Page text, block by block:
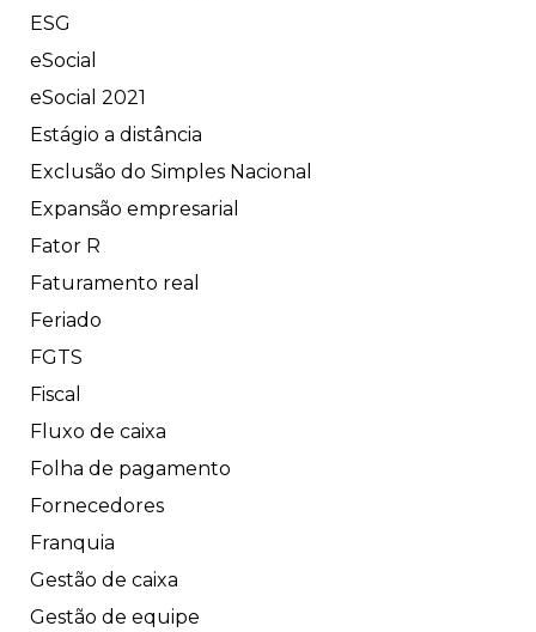
ESG
eSocial
eSocial 2021
Estágio a distância
Exclusão do Simples Nacional
Expansão empresarial
Fator R
Faturamento real
Feriado
FGTS
Fiscal
Fluxo de caixa
Folha de pagamento
Fornecedores
Franquia
Gestão de caixa
Gestão de equipe